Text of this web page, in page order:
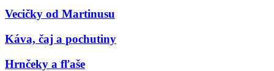
Vecičky od Martinusu
Káva, čaj a pochutiny
Hrnčeky a fľaše